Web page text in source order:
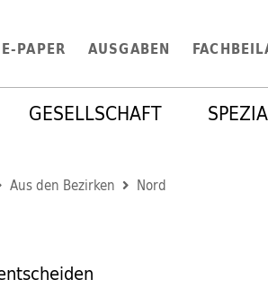
E-PAPER AUSGABEN
GESELLSCHAFT
Aus den Bezirken Nord